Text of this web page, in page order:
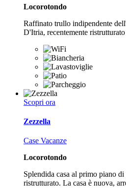
Locorotondo
Raffinato trullo indipendente
D'Itria, recentemente
Scopri ora
Zezzella
Case Vacanze
Locorotondo
Splendida casa al primo piano
ristrutturato. La casa è nuova,